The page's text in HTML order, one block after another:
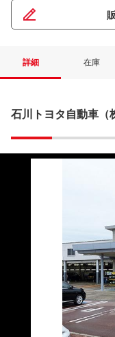
詳細 在庫
石川トヨタ自動車